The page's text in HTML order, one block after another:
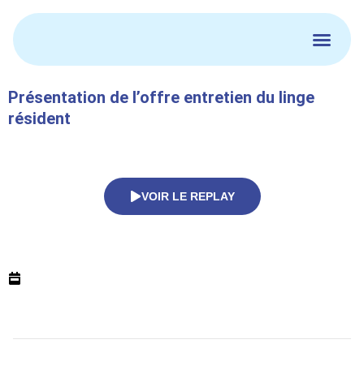
contenu
Présentation de l’offre entretien du linge
résident
VOIR LE REPLAY